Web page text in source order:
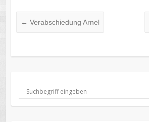
← Verabschiedung Arnel